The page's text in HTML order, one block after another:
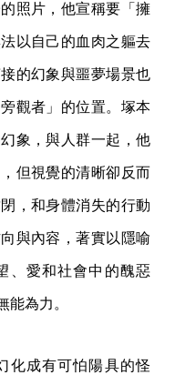
照片，他宣稱要「擁
以自己的血肉之軀去
的幻象與噩夢場景也
觀者」的位置。塚本
象，與人群一起，他
但視覺的清晰卻反而
，和身體消失的行動
與內容，著實以隱喻
、愛和社會中的醜惡
能為力。
化成有可怕陽具的怪